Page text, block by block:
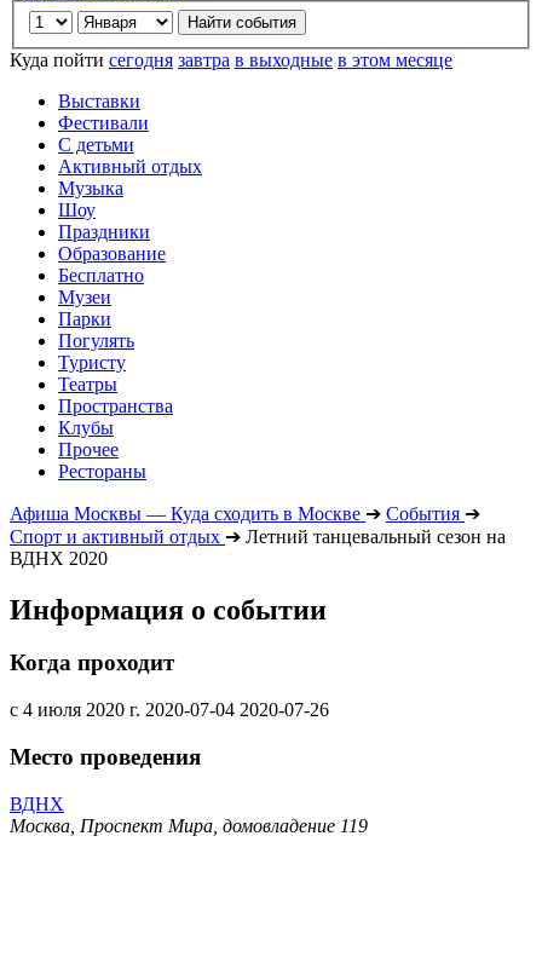
Куда пойти сегодня завтра в выходные в этом месяце
Выставки
Фестивали
С детьми
Активный отдых
Музыка
Шоу
Праздники
Образование
Бесплатно
Музеи
Парки
Погулять
Туристу
Театры
Пространства
Клубы
Прочее
Рестораны
Афиша Москвы — Куда сходить в Москве ➔ События ➔
Спорт и активный отдых ➔ Летний танцевальный сезон на
ВДНХ 2020
Информация о событии
Когда проходит
с 4 июля 2020 г. 2020-07-04 2020-07-26
Место проведения
ВДНХ
Москва, Проспект Мира, домовладение 119